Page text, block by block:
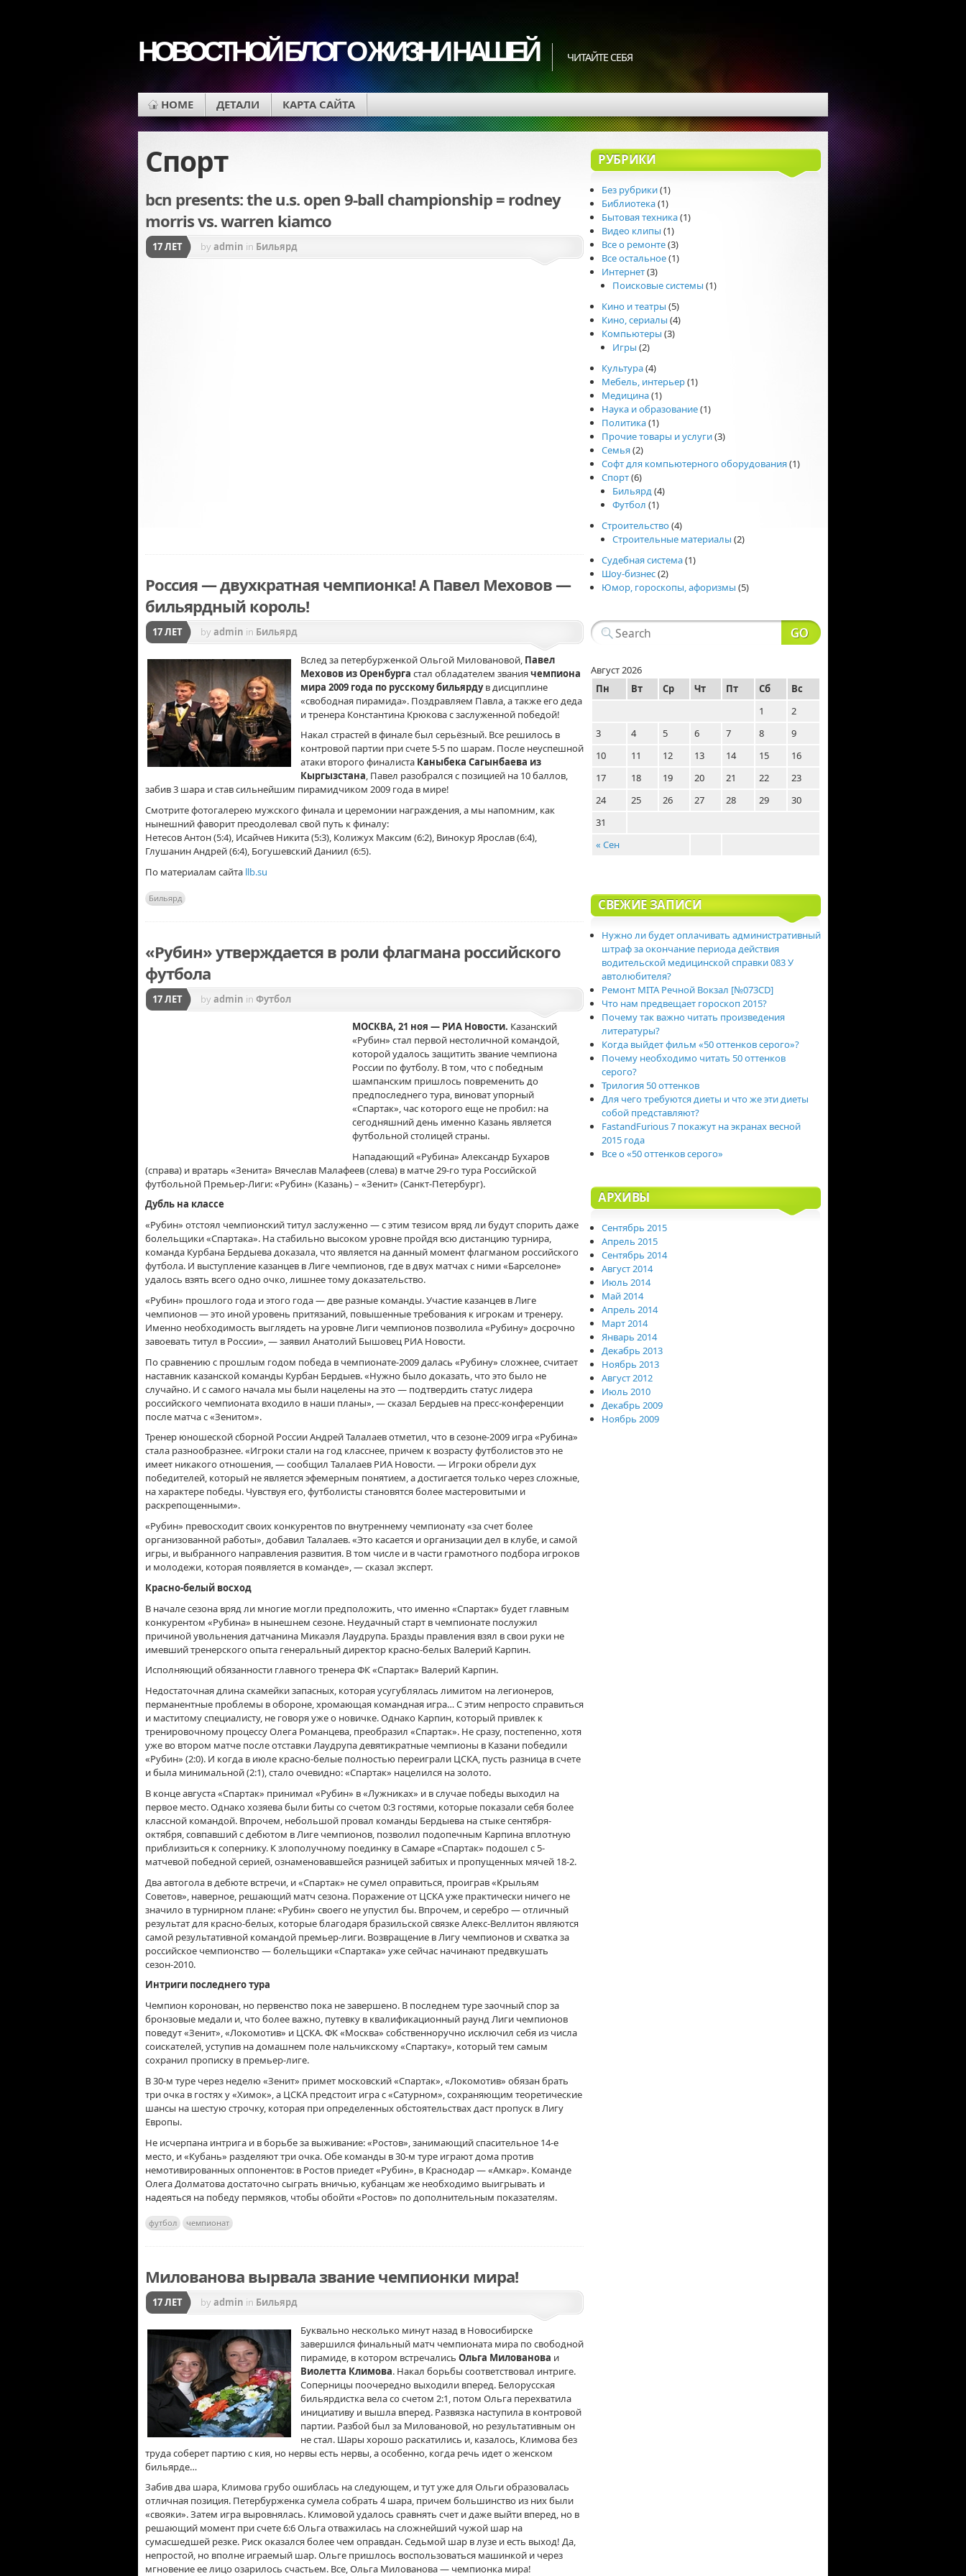
НОВОСТНОЙ БЛОГ О ЖИЗНИ НАШЕЙ ЧИТАЙТЕ СЕБЯ
HOME ДЕТАЛИ КАРТА САЙТА
Спорт
bcn presents: the u.s. open 9-ball championship = rodney
morris vs. warren kiamco
17 ЛЕТ byadmin in Бильярд
Россия — двухкратная чемпионка! А Павел Меховов —
бильярдный король!
17 ЛЕТ byadmin in Бильярд
Вслед за петербурженкой Ольгой Миловановой, Павел
Меховов из Оренбурга cтал обладателем званиячемпиона
мира 2009 года по русскому бильярдув дисциплине
«свободная пирамида». Поздравляем Павла, а также его деда
и тренера Константина Крюкова с заслуженной победой!
Накал страстей в финале был серьёзный. Все решилось в
контровой партии при счете 5-5 по шарам. После неуспешной
атаки второго финалиста Каныбека Сагынбаева из
Кыргызстана, Павел разобрался с позицией на 10 баллов,
забив 3 шара и став сильнейшим пирамидчиком 2009 года в мире!
Смотрите фотогалерею мужского финала и церемонии награждения, а мы напомним, как
нынешний фаворит преодолевал свой путь к финалу:
Нетесов Антон (5:4), Исайчев Никита (5:3), Колижух Максим (6:2), Винокур Ярослав (6:4),
Глушанин Андрей (6:4), Богушевский Даниил (6:5).
По материалам сайта llb.su
Бильярд
«Рубин» утверждается в роли флагмана российского
футбола
17 ЛЕТ byadmin in Футбол
МОСКВА, 21 ноя — РИА Новости. Казанский
«Рубин» стал первой нестоличной командой,
которой удалось защитить звание чемпиона
России по футболу. В том, что с победным
шампанским пришлось повременить до
предпоследнего тура, виноват упорный
«Спартак», час которого еще не пробил: на
сегодняшний день именно Казань является
футбольной столицей страны.
Нападающий «Рубина» Александр Бухаров
(справа) и вратарь «Зенита» Вячеслав Малафеев (слева) в матче 29-го тура Российской
футбольной Премьер-Лиги: «Рубин» (Казань) – «Зенит» (Санкт-Петербург).
Дубль на классе
«Рубин» отстоял чемпионский титул заслуженно — с этим тезисом вряд ли будут спорить даже
болельщики «Спартака». На стабильно высоком уровне пройдя всю дистанцию турнира,
команда Курбана Бердыева доказала, что является на данный момент флагманом российского
футбола. И выступление казанцев в Лиге чемпионов, где в двух матчах с ними «Барселоне»
удалось взять всего одно очко, лишнее тому доказательство.
«Рубин» прошлого года и этого года — две разные команды. Участие казанцев в Лиге
чемпионов — это иной уровень притязаний, повышенные требования к игрокам и тренеру.
Именно необходимость выглядеть на уровне Лиги чемпионов позволила «Рубину» досрочно
завоевать титул в России», — заявил Анатолий Бышовец РИА Новости.
По сравнению с прошлым годом победа в чемпионате-2009 далась «Рубину» сложнее, считает
наставник казанской команды Курбан Бердыев. «Нужно было доказать, что это было не
случайно. И с самого начала мы были нацелены на это — подтвердить статус лидера
российского чемпионата входило в наши планы», — сказал Бердыев на пресс-конференции
после матча с «Зенитом».
Тренер юношеской сборной России Андрей Талалаев отметил, что в сезоне-2009 игра «Рубина»
стала разнообразнее. «Игроки стали на год класснее, причем к возрасту футболистов это не
имеет никакого отношения, — сообщил Талалаев РИА Новости. — Игроки обрели дух
победителей, который не является эфемерным понятием, а достигается только через сложные,
на характере победы. Чувствуя его, футболисты становятся более мастеровитыми и
раскрепощенными».
«Рубин» превосходит своих конкурентов по внутреннему чемпионату «за счет более
организованной работы», добавил Талалаев. «Это касается и организации дел в клубе, и самой
игры, и выбранного направления развития. В том числе и в части грамотного подбора игроков
и молодежи, которая появляется в команде», — сказал эксперт.
Красно-белый восход
В начале сезона вряд ли многие могли предположить, что именно «Спартак» будет главным
конкурентом «Рубина» в нынешнем сезоне. Неудачный старт в чемпионате послужил
причиной увольнения датчанина Микаэля Лаудрупа. Бразды правления взял в свои руки не
имевший тренерского опыта генеральный директор красно-белых Валерий Карпин.
Исполняющий обязанности главного тренера ФК «Спартак» Валерий Карпин.
Недостаточная длина скамейки запасных, которая усугублялась лимитом на легионеров,
перманентные проблемы в обороне, хромающая командная игра… С этим непросто справиться
и маститому специалисту, не говоря уже о новичке. Однако Карпин, который привлек к
тренировочному процессу Олега Романцева, преобразил «Спартак». Не сразу, постепенно, хотя
уже во втором матче после отставки Лаудрупа девятикратные чемпионы в Казани победили
«Рубин» (2:0). И когда в июле красно-белые полностью переиграли ЦСКА, пусть разница в счете
и была минимальной (2:1), стало очевидно: «Спартак» нацелился на золото.
В конце августа «Спартак» принимал «Рубин» в «Лужниках» и в случае победы выходил на
первое место. Однако хозяева были биты со счетом 0:3 гостями, которые показали себя более
классной командой. Впрочем, небольшой провал команды Бердыева на стыке сентября-
октября, совпавший с дебютом в Лиге чемпионов, позволил подопечным Карпина вплотную
приблизиться к сопернику. К злополучному поединку в Самаре «Спартак» подошел с 5-
матчевой победной серией, ознаменовавшейся разницей забитых и пропущенных мячей 18-2.
Два автогола в дебюте встречи, и «Спартак» не сумел оправиться, проиграв «Крыльям
Советов», наверное, решающий матч сезона. Поражение от ЦСКА уже практически ничего не
значило в турнирном плане: «Рубин» своего не упустил бы. Впрочем, и серебро — отличный
результат для красно-белых, которые благодаря бразильской связке Алекс-Веллитон являются
самой результативной командой премьер-лиги. Возвращение в Лигу чемпионов и схватка за
российское чемпионство — болельщики «Спартака» уже сейчас начинают предвкушать
сезон-2010.
Интриги последнего тура
Чемпион коронован, но первенство пока не завершено. В последнем туре заочный спор за
бронзовые медали и, что более важно, путевку в квалификационный раунд Лиги чемпионов
поведут «Зенит», «Локомотив» и ЦСКА. ФК «Москва» собственноручно исключил себя из числа
соискателей, уступив на домашнем поле нальчикскому «Спартаку», который тем самым
сохранил прописку в премьер-лиге.
В 30-м туре через неделю «Зенит» примет московский «Спартак», «Локомотив» обязан брать
три очка в гостях у «Химок», а ЦСКА предстоит игра с «Сатурном», сохраняющим теоретические
шансы на шестую строчку, которая при определенных обстоятельствах даст пропуск в Лигу
Европы.
Не исчерпана интрига и в борьбе за выживание: «Ростов», занимающий спасительное 14-е
место, и «Кубань» разделяют три очка. Обе команды в 30-м туре играют дома против
немотивированных оппонентов: в Ростов приедет «Рубин», в Краснодар — «Амкар». Команде
Олега Долматова достаточно сыграть вничью, кубанцам же необходимо выигрывать и
надеяться на победу пермяков, чтобы обойти «Ростов» по дополнительным показателям.
футбол чемпионат
Милованова вырвала звание чемпионки мира!
17 ЛЕТ byadmin in Бильярд
Буквально несколько минут назад в Новосибирске
завершился финальный матч чемпионата мира по свободной
пирамиде, в котором встречались Ольга Милованова и
Виолетта Климова. Накал борьбы соответствовал интриге.
Соперницы поочередно выходили вперед. Белорусская
бильярдистка вела со счетом 2:1, потом Ольга перехватила
инициативу и вышла вперед. Развязка наступила в контровой
партии. Разбой был за Миловановой, но результативным он
не стал. Шары хорошо раскатились и, казалось, Климова без
труда соберет партию с кия, но нервы есть нервы, а особенно, когда речь идет о женском
бильярде…
Забив два шара, Климова грубо ошиблась на следующем, и тут уже для Ольги образовалась
отличная позиция. Петербурженка сумела собрать 4 шара, причем большинство из них были
«свояки». Затем игра выровнялась. Климовой удалось сравнять счет и даже выйти вперед, но в
решающий момент при счете 6:6 Ольга отважилась на сложнейший чужой шар на
сумасшедшей резке. Риск оказался более чем оправдан. Седьмой шар в лузе и есть выход! Да,
непростой, но вполне играемый шар. Ольге пришлось воспользоваться машинкой и через
мгновение ее лицо озарилось счастьем. Все, Ольга Милованова — чемпионка мира!
РУБРИКИ
Без рубрики(1)
Библиотека(1)
Бытовая техника(1)
Видео клипы (1)
Все о ремонте(3)
Все остальное(1)
Интернет(3)
Поисковые системы (1)
Кино и театры (5)
Кино, сериалы (4)
Компьютеры (3)
Игры (2)
Культура(4)
Мебель, интерьер(1)
Медицина(1)
Наука и образование(1)
Политика(1)
Прочие товары и услуги(3)
Семья(2)
Софт для компьютерного оборудования(1)
Спорт(6)
Бильярд(4)
Футбол (1)
Строительство(4)
Строительные материалы (2)
Судебная система(1)
Шоу-бизнес(2)
Юмор, гороскопы, афоризмы (5)
Август 2026
Пн
Вт Ср Чт Пт Сб Вс
« Сен
1
2
3
4 5 6 7 8
9
10
11 12 13 14 15
16
17
18 19 20 21 22
23
24
25 26 27 28 29
30
31
СВЕЖИЕ ЗАПИСИ
Нужно ли будет оплачивать административный
штраф за окончание периода действия
водительской медицинской справки 083 У
автолюбителя?
Ремонт MITA Речной Вокзал [№073CD]
Что нам предвещает гороскоп 2015?
Почему так важно читать произведения
литературы?
Когда выйдет фильм «50 оттенков серого»?
Почему необходимо читать 50 оттенков
серого?
Трилогия 50 оттенков
Для чего требуются диеты и что же эти диеты
собой представляют?
FastandFurious 7 покажут на экранах весной
2015 года
Все о «50 оттенков серого»
АРХИВЫ
Сентябрь 2015
Апрель 2015
Сентябрь 2014
Август 2014
Июль 2014
Май 2014
Апрель 2014
Март 2014
Январь 2014
Декабрь 2013
Ноябрь 2013
Август 2012
Июль 2010
Декабрь 2009
Ноябрь 2009